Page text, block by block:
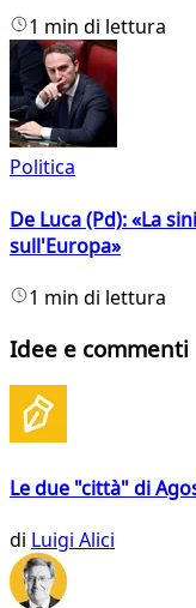
1 min di lettura
Politica
De Luca (Pd): «La
sull'Europa»
1 min di lettura
Idee e commenti
Le due "città" di
di Luigi Alici